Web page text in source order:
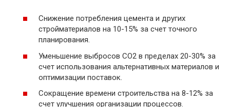
Снижение потребления цемента и других
стройматериалов на 10-15% за счет точного
планирования.
Уменьшение выбросов CO2 в пределах 20-30% за
счет использования альтернативных материалов и
оптимизации поставок.
Сокращение времени строительства на 8-12% за
счет улучшения организации процессов.